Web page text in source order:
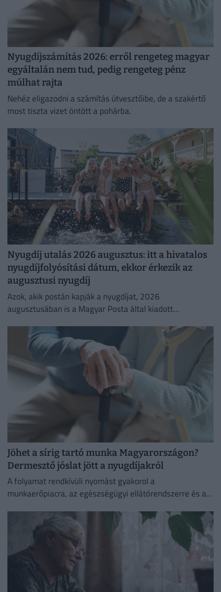
Nyugdíjszámítás 2026: erről rengeteg magyar
egyáltalán nem tud, pedig rengeteg pénz
múlhat rajta
Nehéz eligazodni a számítás útvesztőibe, de a szakértő
most tiszta vizet öntött a pohárba.
Nyugdíj utalás 2026 augusztus: itt a hivatalos
nyugdíjfolyósítási dátum, ekkor érkezik az
augusztusi nyugdíj
Azok, akik postán kapják a nyugdíjat, 2026
augusztusában is a Magyar Posta által kiadott
nyugdíj érkezésére.
Jöhet a sírig tartó munka Magyarországon?
Dermesztő jóslat jött a nyugdíjakról
A folyamat rendkívüli nyomást gyakorol a
munkaerőpiacra, az egészségügyi ellátórendszerre és a
nyugdíjkorhatár emelése